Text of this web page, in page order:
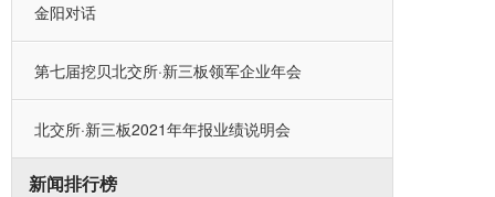
金阳对话
第七届挖贝北交所·新三板领军企业年会
北交所·新三板2021年年报业绩说明会
新闻排行榜